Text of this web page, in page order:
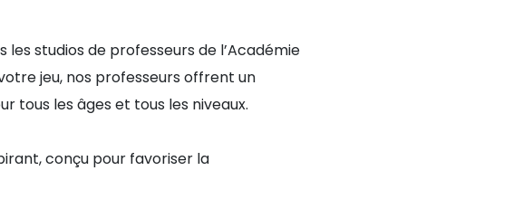
studios de professeurs de l’Académie
jeu, nos professeurs offrent un
tous les âges et tous les niveaux.
conçu pour favoriser la